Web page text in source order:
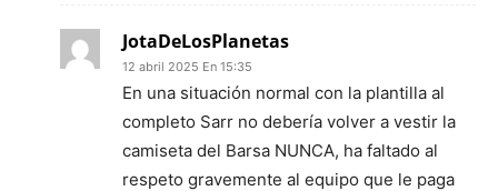
JotaDeLosPlanetas
12 abril 2025 En 15:35
En una situación normal con la plantilla al
completo Sarr no debería volver a vestir la
camiseta del Barsa NUNCA, ha faltado al
respeto gravemente al equipo que le paga